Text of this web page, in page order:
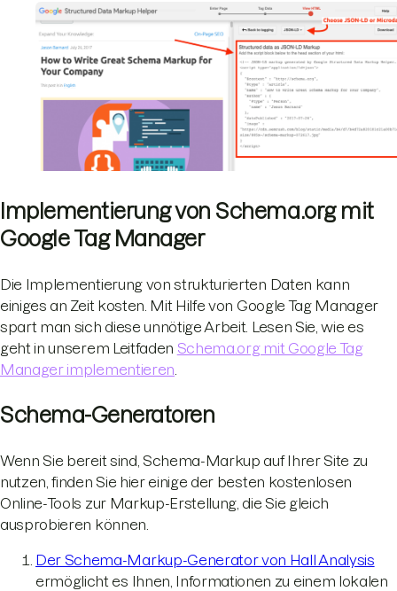
Implementierung von Schema.org mit
Google Tag Manager
Die Implementierung von strukturierten Daten kann
einiges an Zeit kosten. Mit Hilfe von Google Tag Manager
spart man sich diese unnötige Arbeit. Lesen Sie, wie es
geht in unserem Leitfaden Schema.org mit Google Tag
Manager implementieren
Schema-Generatoren
Wenn Sie bereit sind, Schema-Markup auf Ihrer Site zu
nutzen, finden Sie hier einige der besten kostenlosen
Online-Tools zur Markup-Erstellung, die Sie gleich
ausprobieren können.
Der Schema-Markup-Generator von Hall Analysis
ermöglicht es Ihnen, Informationen zu einem lokalen